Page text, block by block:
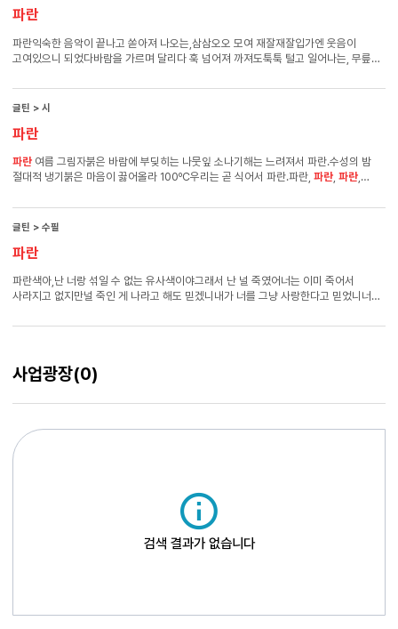
파란
파란익숙한 음악이 끝나고 쏟아져 나오는,삼삼오오 모여 재잘재잘입가엔 웃음이
고여있으니 되었다바람을 가르며 달리다 훅 넘어져 까져도툭툭 털고 일어나는, 무릎에
늪에, 사랑의 늪에서 허우적, 허우적첨벙!새파란 기운에 잡아먹혀한 없이 푸르른 그대
글틴 > 시
파란
파란 여름 그림자붉은 바람에 부딪히는 나뭇잎 소나기해는 느려져서 파란.수성의 밤
절대적 냉기붉은 마음이 끓어올라 100ºC우리는 곧 식어서 파란.파란, 파란 파란
글틴 > 수필
파란
파란색아,난 너랑 섞일 수 없는 유사색이야그래서 난 널 죽였어너는 이미 죽어서
사라지고 없지만널 죽인 게 나라고 해도 믿겠니내가 너를 그냥 사랑한다고 믿었니너는
그러게너의파란피를태어나기도 전에 알았다면 너는 믿을까너는 왜 파랗게 태어나서
몸으로 때웠다²후안무치하게 가장한 내 낯이네게는 언제나 낮이었던가네가 죽어서
나를 죽이도록나는 너를 느낄 수 있으니까나만 너를 볼 수 있고 먹을 수 있고너를
파괴해너는 그래서 나 때문에 죽었다?이름조차 함구해야 하는 너는 망령이 되어서
사랑하지 않아?
사업광장(0)
검색 결과가 없습니다